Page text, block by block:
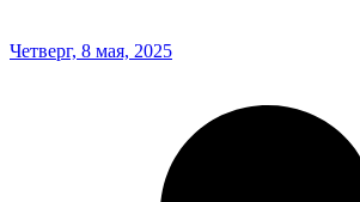
Четверг, 8 мая, 2025